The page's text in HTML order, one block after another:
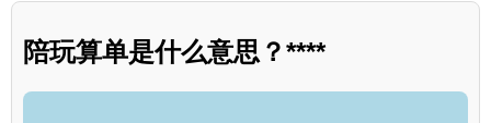
陪玩算单是什么意思？****